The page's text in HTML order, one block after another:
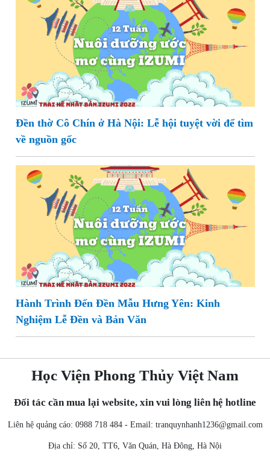
Đền thờ Cô Chín ở Hà Nội: Lễ hội tuyệt vời để tìm
về nguồn gốc
Hành Trình Đến Đền Mẫu Hưng Yên: Kinh
Nghiệm Lễ Đền và Bản Văn
Học Viện Phong Thủy Việt Nam
Đối tác cần mua lại website, xin vui lòng liên hệ hotline
Liên hệ quảng cáo: 0988 718 484 - Email: tranquynhanh1236@gmail.com
Địa chỉ: Số 20, TT6, Văn Quán, Hà Đông, Hà Nội